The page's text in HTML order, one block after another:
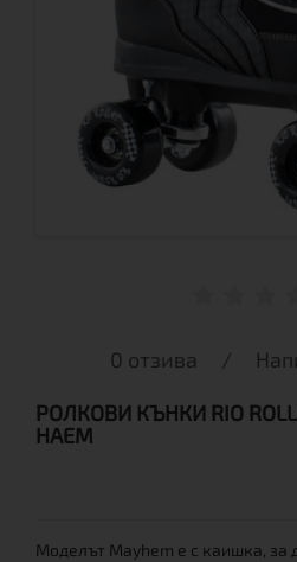
0 отзива /
РОЛКОВИ КЪНКИ RIO
НАЕМ
Моделът Mayhem е с каишка, за